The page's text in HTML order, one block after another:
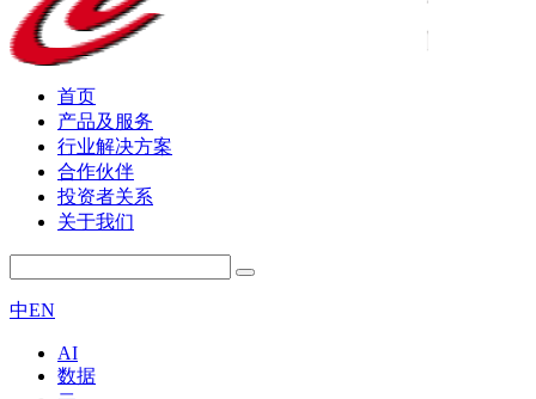
首页
产品及服务
行业解决方案
合作伙伴
投资者关系
关于我们
中EN
AI
数据